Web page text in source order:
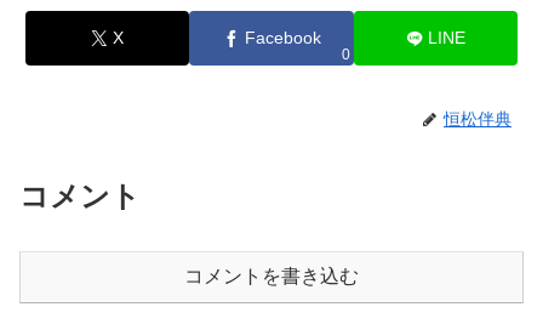
X Facebook
0
LINE
恒松伴典
コメント
コメントを書き込む